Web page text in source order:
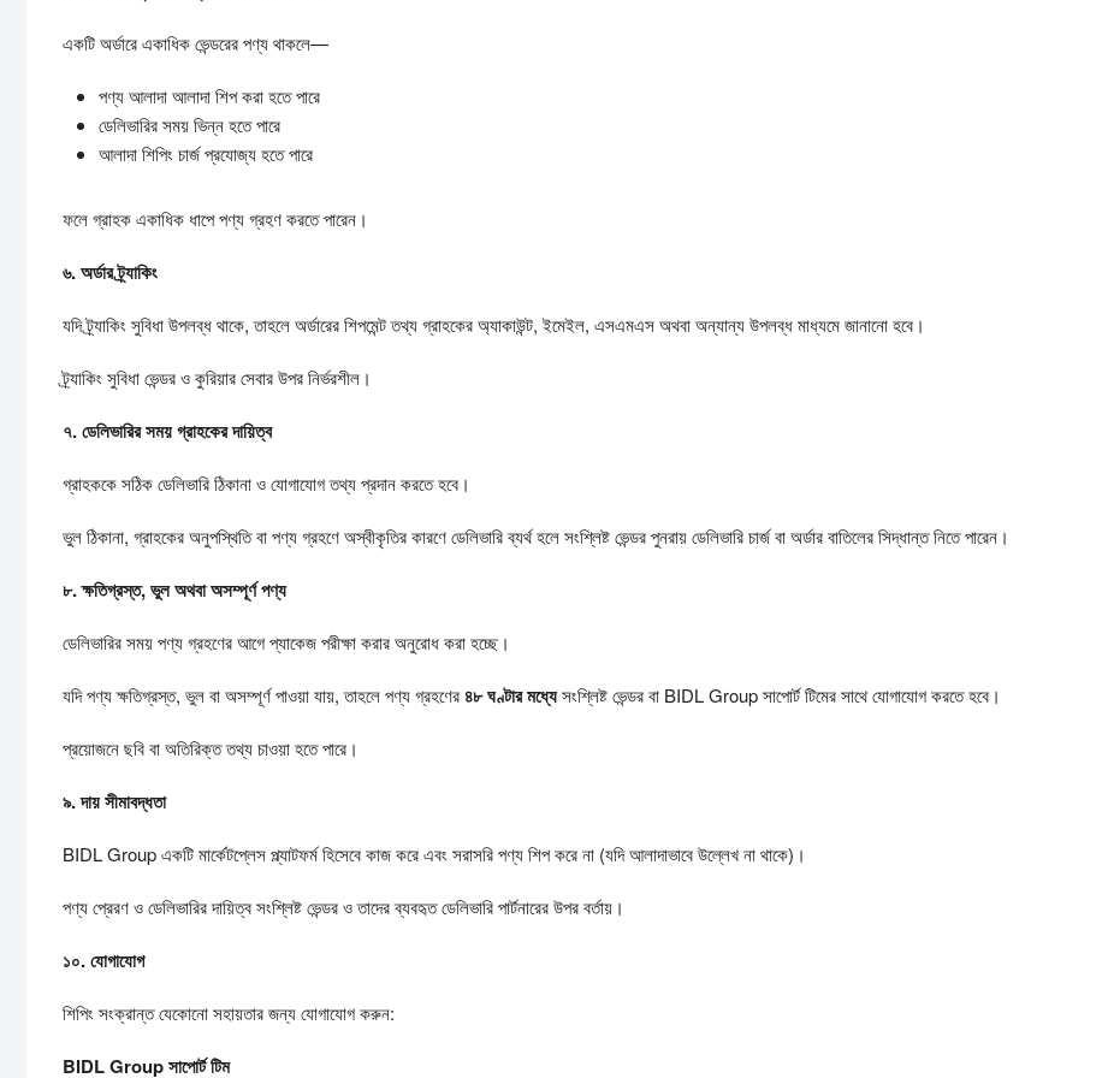
একটি অর্ডারে একাধিক ভেন্ডরের পণ্য থাকলে—
পণ্য আলাদা আলাদা শিপ করা হতে পারে
ডেলিভারির সময় ভিন্ন হতে পারে
আলাদা শিপিং চার্জ প্রযোজ্য হতে পারে
ফলে গ্রাহক একাধিক ধাপে পণ্য গ্রহণ করতে পারেন।
৬.অর্ডারট্র্যাকিং
যদি ট্র্যাকিং সুবিধা উপলব্ধ থাকে, তাহলে অর্ডারের শিপমেন্ট তথ্য গ্রাহকের অ্যাকাউন্ট, ইমেইল, এসএমএস অথবা অন্যান্য উপলব্ধ মাধ্যমে জানানো হবে।
ট্র্যাকিং সুবিধা ভেন্ডর ও কুরিয়ার সেবার উপর নির্ভরশীল।
৭.ডেলিভারিরসময়গ্রাহকেরদায়িত্ব
গ্রাহককে সঠিক ডেলিভারি ঠিকানা ও যোগাযোগ তথ্য প্রদান করতে হবে।
ভুল ঠিকানা, গ্রাহকের অনুপস্থিতি বা পণ্য গ্রহণে অস্বীকৃতির কারণে ডেলিভারি ব্যর্থ হলে সংশ্লিষ্ট ভেন্ডর পুনরায় ডেলিভারি চার্জ বা অর্ডার বাতিলের সিদ্ধান্ত নিতে পারেন।
৮.ক্ষতিগ্রস্ত,ভুলঅথবাঅসম্পূর্ণপণ্য
ডেলিভারির সময় পণ্য গ্রহণের আগে প্যাকেজ পরীক্ষা করার অনুরোধ করা হচ্ছে।
যদি পণ্য ক্ষতিগ্রস্ত, ভুল বা অসম্পূর্ণ পাওয়া যায়, তাহলে পণ্য গ্রহণের ৪৮ঘণ্টারমধ্যেসংশ্লিষ্ট ভেন্ডর বা BIDL Group সাপোর্ট টিমের সাথে যোগাযোগ করতে হবে।
প্রয়োজনে ছবি বা অতিরিক্ত তথ্য চাওয়া হতে পারে।
৯.দায়সীমাবদ্ধতা
BIDL Group একটি মার্কেটপ্লেস প্ল্যাটফর্ম হিসেবে কাজ করে এবং সরাসরি পণ্য শিপ করে না (যদি আলাদাভাবে উল্লেখ না থাকে)।
পণ্য প্রেরণ ও ডেলিভারির দায়িত্ব সংশ্লিষ্ট ভেন্ডর ও তাদের ব্যবহৃত ডেলিভারি পার্টনারের উপর বর্তায়।
১০.যোগাযোগ
শিপিং সংক্রান্ত যেকোনো সহায়তার জন্য যোগাযোগ করুন:
BIDL Groupসাপোর্টটিম